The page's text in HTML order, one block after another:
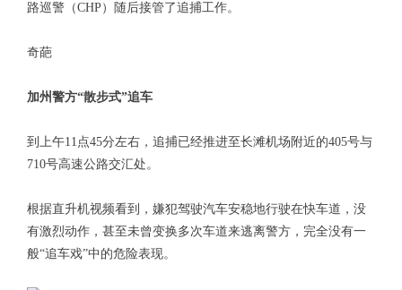
路巡警（CHP）随后接管了追捕工作。
奇葩
加州警方“散步式”追车
到上午11点45分左右，追捕已经推进至长滩机场附近的405号与
710号高速公路交汇处。
根据直升机视频看到，嫌犯驾驶汽车安稳地行驶在快车道，没
有激烈动作，甚至未曾变换多次车道来逃离警方，完全没有一
般“追车戏”中的危险表现。